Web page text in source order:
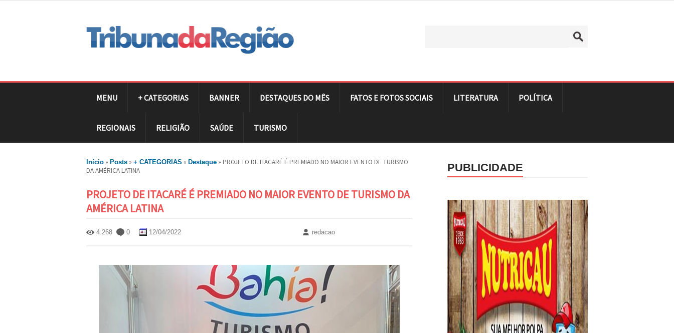
MENU + CATEGORIAS BANNER DESTAQUES DO MÊS FATOS E FOTOS SOCIAIS LITERATURA POLÍTICA
REGIONAIS RELIGIÃO SAÚDE TURISMO
Início » Posts » + CATEGORIAS » Destaque » PROJETO DE ITACARÉ É PREMIADO NO MAIOR EVENTO DE TURISMO
DA AMÉRICA LATINA
PROJETO DE ITACARÉ É PREMIADO NO MAIOR EVENTO DE TURISMO DA
AMÉRICA LATINA
4.268 0 12/04/2022 redacao
PUBLICIDADE